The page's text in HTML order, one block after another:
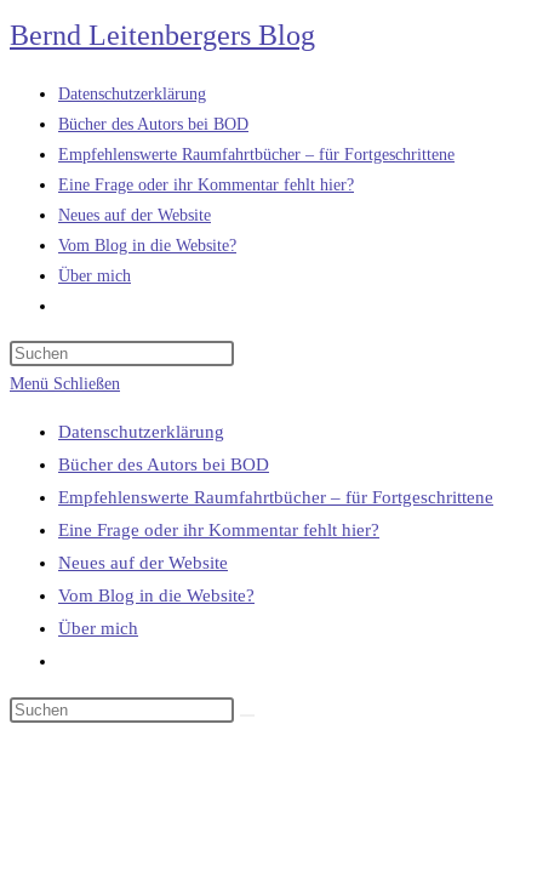
Zum
Inhalt
springen
Bernd Leitenbergers Blog
Datenschutzerklärung
Bücher des Autors bei BOD
Empfehlenswerte Raumfahrtbücher – für Fortgeschrittene
Eine Frage oder ihr Kommentar fehlt hier?
Neues auf der Website
Vom Blog in die Website?
Über mich
umschalten
Menü Schließen
Datenschutzerklärung
Bücher des Autors bei BOD
Empfehlenswerte Raumfahrtbücher – für Fortgeschrittene
Eine Frage oder ihr Kommentar fehlt hier?
Neues auf der Website
Vom Blog in die Website?
Über mich
umschalten